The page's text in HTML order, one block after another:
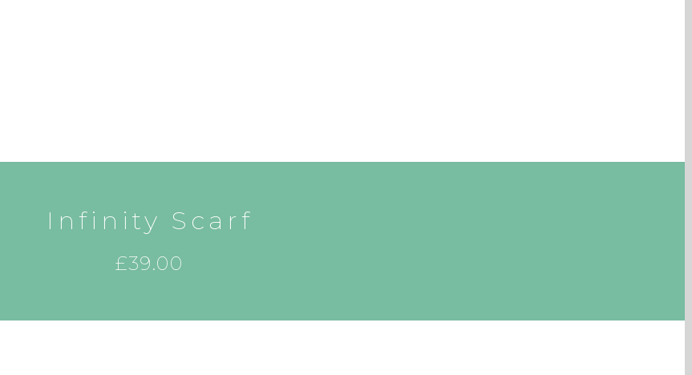
Infinity Scarf
£39.00